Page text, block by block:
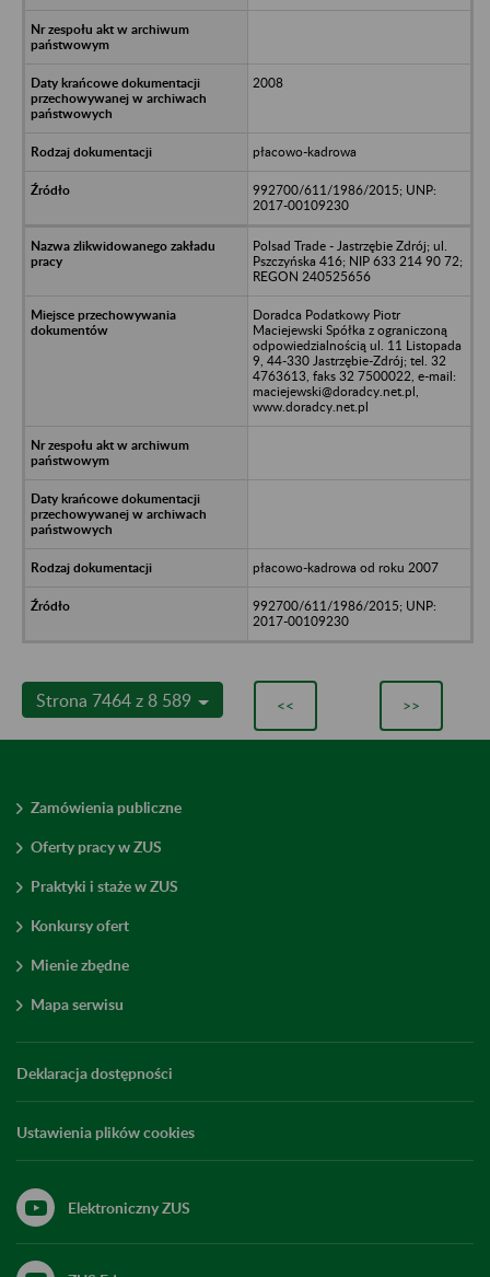
2008
płacowo-kadrowa
992700/611/1986/2015; UNP:
2017-00109230
Polsad Trade - Jastrzębie Zdrój; ul.
Pszczyńska 416; NIP 633 214 90 72;
REGON 240525656
Doradca Podatkowy Piotr
Maciejewski Spółka z ograniczoną
odpowiedzialnością ul. 11 Listopada
9, 44-330 Jastrzębie-Zdrój; tel. 32
4763613, faks 32 7500022, e-mail:
maciejewski@doradcy.net.pl,
www.doradcy.net.pl
płacowo-kadrowa od roku 2007
992700/611/1986/2015; UNP:
2017-00109230
Strona 7464 z 8 589 << >>
Zamówienia publiczne
Oferty pracy w ZUS
Praktyki i staże w ZUS
Konkursy ofert
Mienie zbędne
Mapa serwisu
Deklaracja dostępności
Ustawienia plików cookies
Elektroniczny ZUS